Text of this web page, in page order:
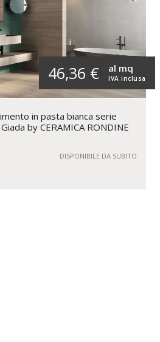
46,36 € IVA inclusa
al mq
in pasta bianca serie
by CERAMICA RONDINE
DISPONIBILE DA SUBITO